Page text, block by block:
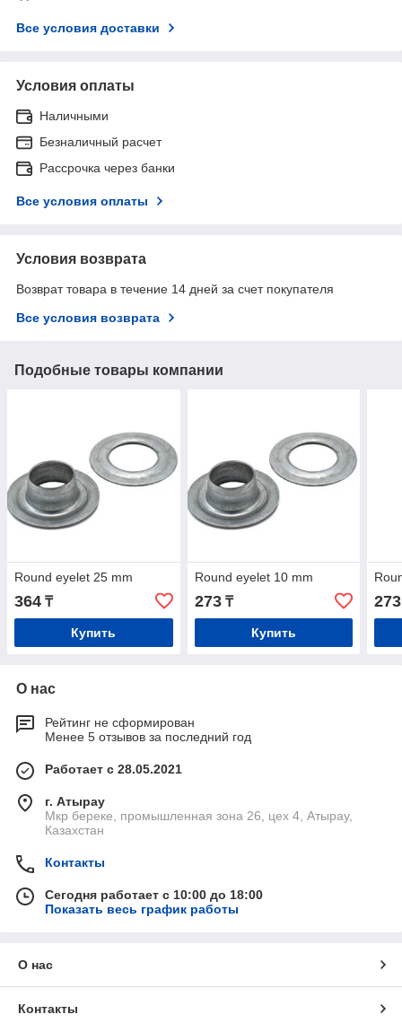
Все условия доставки
Условия оплаты
Наличными
Безналичный расчет
Рассрочка через банки
Все условия оплаты
Условия возврата
Возврат товара в течение 14 дней за счет покупателя
Все условия возврата
Подобные товары компании
Round eyelet 25 mm
364 ₸
Купить
Round eyelet 10 mm
273₸
Купить
273
О нас
Рейтинг не сформирован
Менее 5 отзывов за последний год
Работает с 28.05.2021
г. Атырау
Мкр береке, промышленная зона 26, цех 4, Атырау,
Казахстан
Контакты
Сегодня работает с 10:00 до 18:00
Показать весь график работы
О нас
Контакты